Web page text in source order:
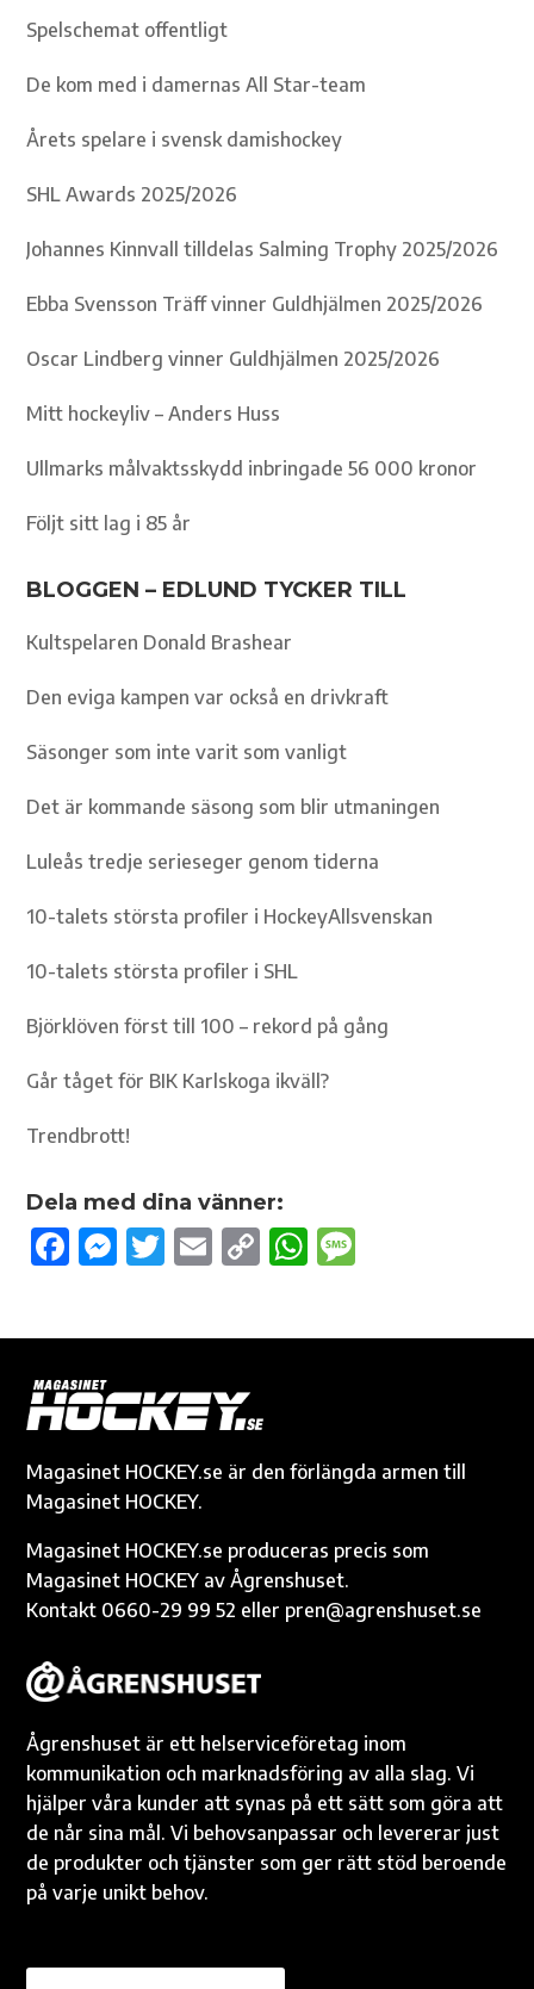
Spelschemat offentligt
De kom med i damernas All Star-team
Årets spelare i svensk damishockey
SHL Awards 2025/2026
Johannes Kinnvall tilldelas Salming Trophy 2025/2026
Ebba Svensson Träff vinner Guldhjälmen 2025/2026
Oscar Lindberg vinner Guldhjälmen 2025/2026
Mitt hockeyliv – Anders Huss
Ullmarks målvaktsskydd inbringade 56 000 kronor
Följt sitt lag i 85 år
BLOGGEN – EDLUND TYCKER TILL
Kultspelaren Donald Brashear
Den eviga kampen var också en drivkraft
Säsonger som inte varit som vanligt
Det är kommande säsong som blir utmaningen
Luleås tredje serieseger genom tiderna
10-talets största profiler i HockeyAllsvenskan
10-talets största profiler i SHL
Björklöven först till 100 – rekord på gång
Går tåget för BIK Karlskoga ikväll?
Trendbrott!
Dela med dina vänner:
F
o
o
k
M
g
er
T
r
E
C
n
k
W
p
Magasinet HOCKEY.se är den förlängda armen till
Magasinet HOCKEY.
Magasinet HOCKEY.se produceras precis som
Magasinet HOCKEY av Ågrenshuset.
Kontakt 0660-29 99 52 eller pren@agrenshuset.se
Ågrenshuset är ett helserviceföretag inom
kommunikation och marknadsföring av alla slag. Vi
hjälper våra kunder att synas på ett sätt som göra att
de når sina mål. Vi behovsanpassar och levererar just
de produkter och tjänster som ger rätt stöd beroende
på varje unikt behov.